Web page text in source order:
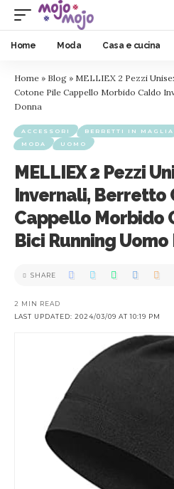
Home Moda Casa e cucina
Home » Blog » MELLIEX 2 Pezzi
Cotone Pile Cappello Morbido Caldo
Donna
ACCESSORI BERRETTI IN MAGLIA
MODA
UOMO
MELLIEX 2 Pezzi
Invernali, Berretto
Cappello Morbido
Bici Running Uomo
LAST UPDATED: 2024/03/09 AT 10:19 PM
2 MIN READ
SHARE